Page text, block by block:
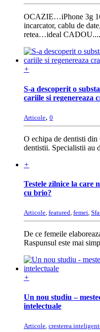
OCAZIE…iPhone 3g
incarcator, cablu de
retea…ideal CADOU....
+
S-a descoperit o
cariile si regenereaza
Articole, 0
O echipa de dentisti
dentistii. Specialistii au
+
Testele zilnice la care
cu brio?
Articole, featured, femei,
De ce femeile
Raspunsul este mai
+
Un nou studiu –
intelectuale
Articole cresterea